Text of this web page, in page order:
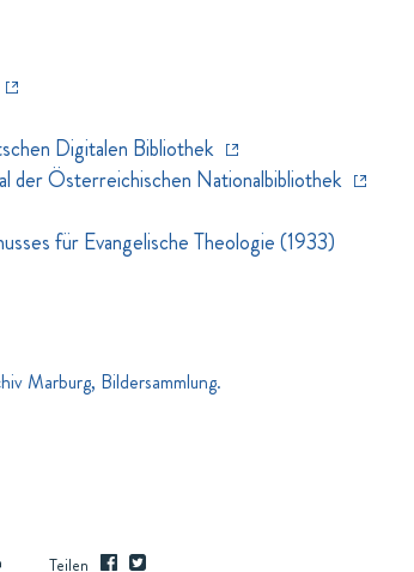
Digitalen Bibliothek
der Österreichischen Nationalbibliothek
für Evangelische Theologie (1933)
Marburg, Bildersammlung.
Teilen